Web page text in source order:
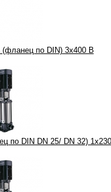
(фланец по DIN) 3х400 В
по DIN DN 25/ DN 32)